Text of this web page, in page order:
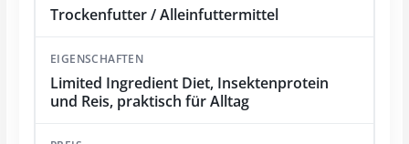
Trockenfutter / Alleinfuttermittel
Limited Ingredient Diet, Insektenprotein
und Reis, praktisch für Alltag